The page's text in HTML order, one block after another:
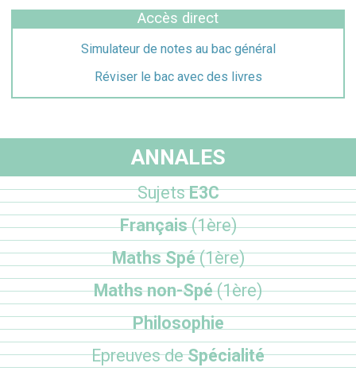
Accès direct
Simulateur de notes au bac général
Réviser le bac avec des livres
ANNALES
SujetsE3C
Français(1ère)
Maths Spé(1ère)
Maths non-Spé(1ère)
Philosophie
Epreuves deSpécialité